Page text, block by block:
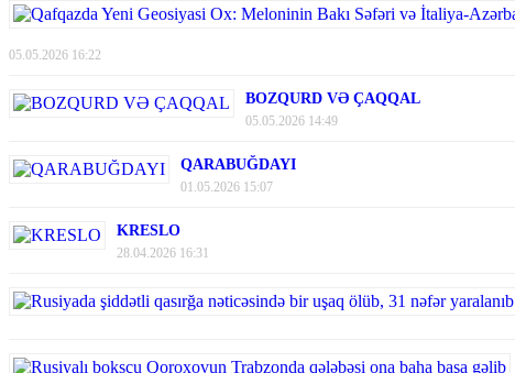
05.05.2026 16:22
BOZQURD VƏ ÇAQQAL
05.05.2026 14:49
QARABUĞDAYI
01.05.2026 15:07
KRESLO
28.04.2026 16:31